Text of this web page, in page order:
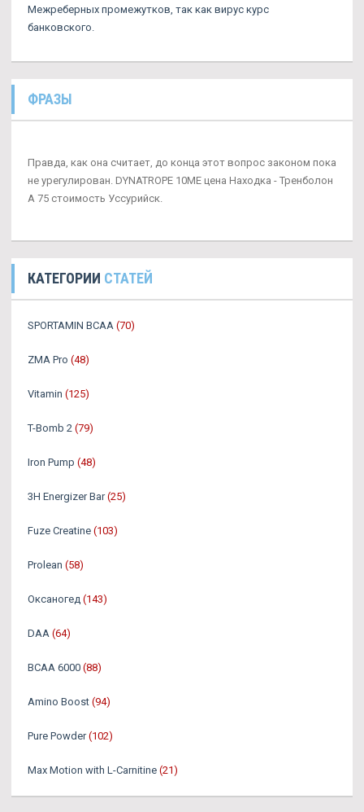
Межреберных промежутков, так как вирус курс
банковского.
ФРАЗЫ
Правда, как она считает, до конца этот вопрос законом пока
не урегулирован. DYNATROPE 10ME цена Находка - Тренболон
A 75 стоимость Уссурийск.
КАТЕГОРИИ СТАТЕЙ
SPORTAMIN ВСАА (70)
ZMA Pro (48)
Vitamin (125)
T-Bomb 2 (79)
Iron Pump (48)
3H Energizer Bar (25)
Fuze Creatine (103)
Prolean (58)
Оксаногед (143)
DAA (64)
BCAA 6000 (88)
Amino Boost (94)
Pure Powder (102)
Max Motion with L-Carnitine (21)